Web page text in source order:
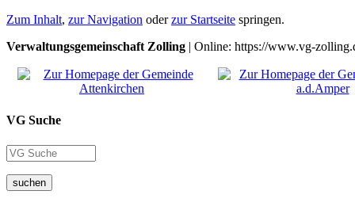
Zum Inhalt, zur Navigation oderzur Startseite springen.
Verwaltungsgemeinschaft Zolling | Online: https://www.vg-
VG Suche
suchen